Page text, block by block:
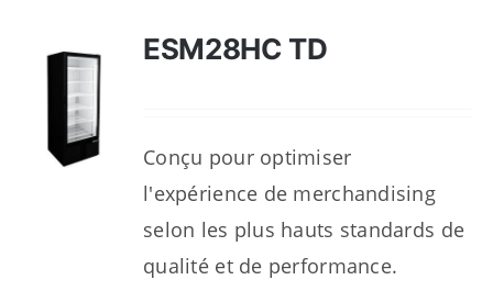
ESM28HC TD
Conçu pour optimiser
l'expérience de merchandising
selon les plus hauts standards de
qualité et de performance.